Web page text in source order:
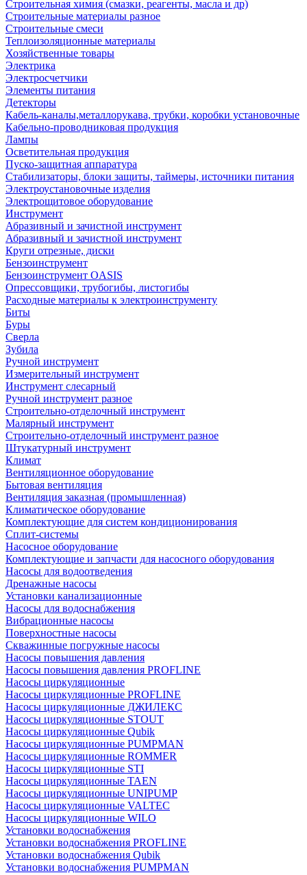
Строительная химия (смазки, реагенты, масла и др)
Строительные материалы разное
Строительные смеси
Теплоизоляционные материалы
Хозяйственные товары
Электрика
Электросчетчики
Элементы питания
Детекторы
Кабель-каналы,металлорукава, трубки, коробки установочные
Кабельно-проводниковая продукция
Лампы
Осветительная продукция
Пуско-защитная аппаратура
Стабилизаторы, блоки защиты, таймеры, источники питания
Электроустановочные изделия
Электрощитовое оборудование
Инструмент
Абразивный и зачистной инструмент
Абразивный и зачистной инструмент
Круги отрезные, диски
Бензоинструмент
Бензоинструмент OASIS
Опрессовщики, трубогибы, листогибы
Расходные материалы к электроинструменту
Биты
Буры
Сверла
Зубила
Ручной инструмент
Измерительный инструмент
Инструмент слесарный
Ручной инструмент разное
Строительно-отделочный инструмент
Малярный инструмент
Строительно-отделочный инструмент разное
Штукатурный инструмент
Климат
Вентиляционное оборудование
Бытовая вентиляция
Вентиляция заказная (промышленная)
Климатическое оборудование
Комплектующие для систем кондиционирования
Сплит-системы
Насосное оборудование
Комплектующие и запчасти для насосного оборудования
Насосы для водоотведения
Дренажные насосы
Установки канализационные
Насосы для водоснабжения
Вибрационные насосы
Поверхностные насосы
Скважинные погружные насосы
Насосы повышения давления
Насосы повышения давления PROFLINE
Насосы циркуляционные
Насосы циркуляционные PROFLINE
Насосы циркуляционные ДЖИЛЕКС
Насосы циркуляционные STOUT
Насосы циркуляционные Qubik
Насосы циркуляционные PUMPMAN
Насосы циркуляционные ROMMER
Насосы циркуляционные STI
Насосы циркуляционные TAEN
Насосы циркуляционные UNIPUMP
Насосы циркуляционные VALTEC
Насосы циркуляционные WILO
Установки водоснабжения
Установки водоснабжения PROFLINE
Установки водоснабжения Qubik
Установки водоснабжения PUMPMAN